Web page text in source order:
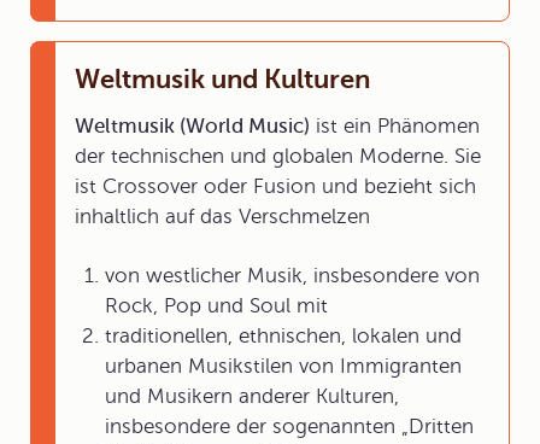
Weltmusik und Kulturen
Weltmusik (World Music) ist ein Phänomen
der technischen und globalen Moderne. Sie
ist Crossover oder Fusion und bezieht sich
inhaltlich auf das Verschmelzen
von westlicher Musik, insbesondere von
Rock, Pop und Soul mit
traditionellen, ethnischen, lokalen und
urbanen Musikstilen von Immigranten
und Musikern anderer Kulturen,
insbesondere der sogenannten „Dritten